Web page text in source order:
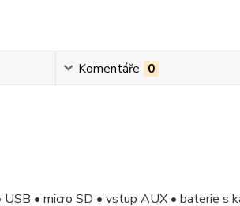
Komentáře 0
• micro SD • vstup AUX • baterie s